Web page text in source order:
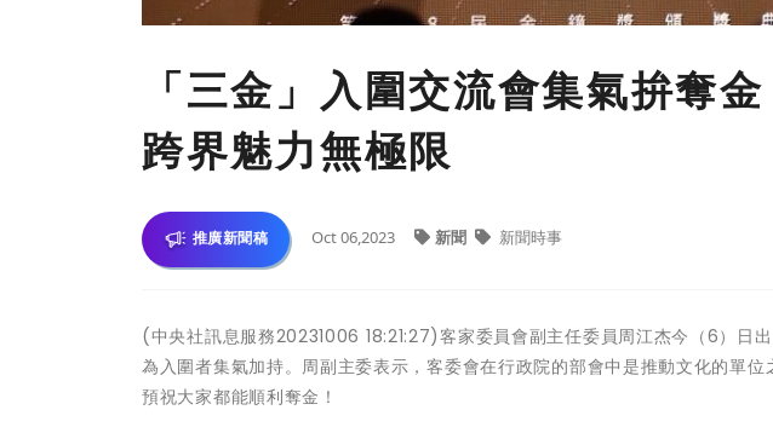
「三金」入圍交流會集氣拚奪
跨界魅力無極限
推廣新聞稿 Oct 06,2023 新聞 新聞時事
(中央社訊息服務20231006 18:21:27)客家委員會副主任委員周江杰今（6）日
為入圍者集氣加持。周副主委表示，客委會在行政院的部會中是推動文化的單
預祝大家都能順利奪金！